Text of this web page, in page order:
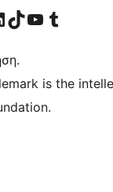
στο Facebook
λογαριασμό μας Instagram
τον λογαριασμό μας LinkedIn
Visit our TikTok account
Visit our YouTube channel
Visit our Tumblr account
is the